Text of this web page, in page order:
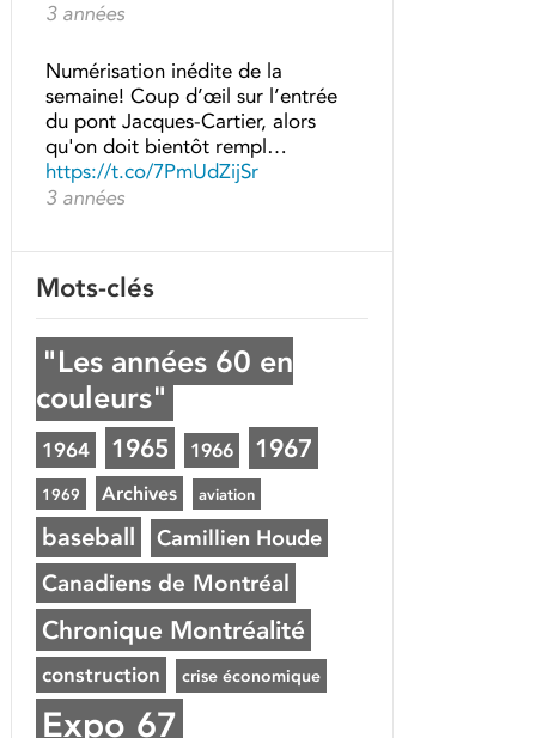
3 années
Numérisation inédite de la
semaine! Coup d’œil sur l’entrée
du pont Jacques-Cartier, alors
qu'on doit bientôt rempl…
https://t.co/7PmUdZijSr
3 années
Mots-clés
"Les années 60 en
couleurs"
1964 1965 1966 1967
1969 Archives aviation
baseball Camillien Houde
Canadiens de Montréal
Chronique Montréalité
construction crise économique
Expo 67